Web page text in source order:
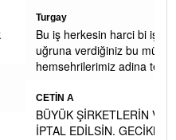
Recep bey turk islam davasi
icin sehrimiz ve
ederi... DEVAMI
SİGORTA CEZA AFLARI DA
ZAMMIYLA BİRLİKTE GERİ